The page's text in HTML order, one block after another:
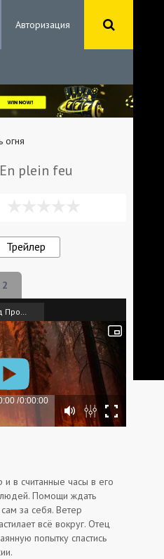
Авторизация
огня
plein feu
Трейлер
в считанные часы в его
людей. Помощи ждать
за себя. Ветер
всё вокруг. Отец
попытку спастись